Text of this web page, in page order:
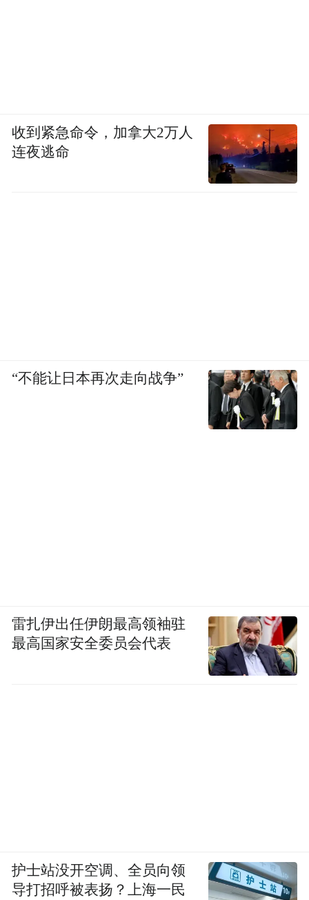
收到紧急命令，加拿大2万人
连夜逃命
“不能让日本再次走向战争”
雷扎伊出任伊朗最高领袖驻
最高国家安全委员会代表
护士站没开空调、全员向领
导打招呼被表扬？上海一民